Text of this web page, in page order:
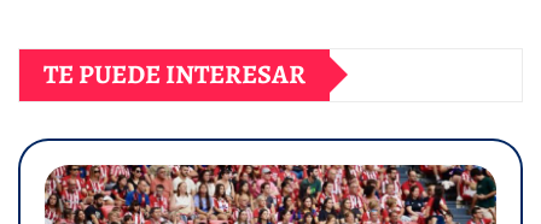
TE PUEDE INTERESAR